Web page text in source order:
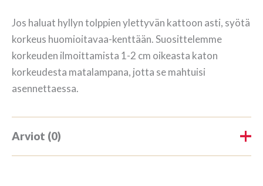
Jos haluat hyllyn tolppien ylettyvän kattoon asti, syötä
korkeus huomioitavaa-kenttään. Suosittelemme
korkeuden ilmoittamista 1-2 cm oikeasta katon
korkeudesta matalampana, jotta se mahtuisi
asennettaessa.
Arviot (0)